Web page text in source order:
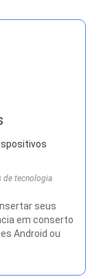
de tecnologia
seus
em conserto
Android ou